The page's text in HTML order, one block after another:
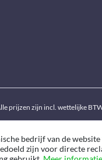
prijzen zijn incl. wettelijke
bedrijf van de
zijn voor directe